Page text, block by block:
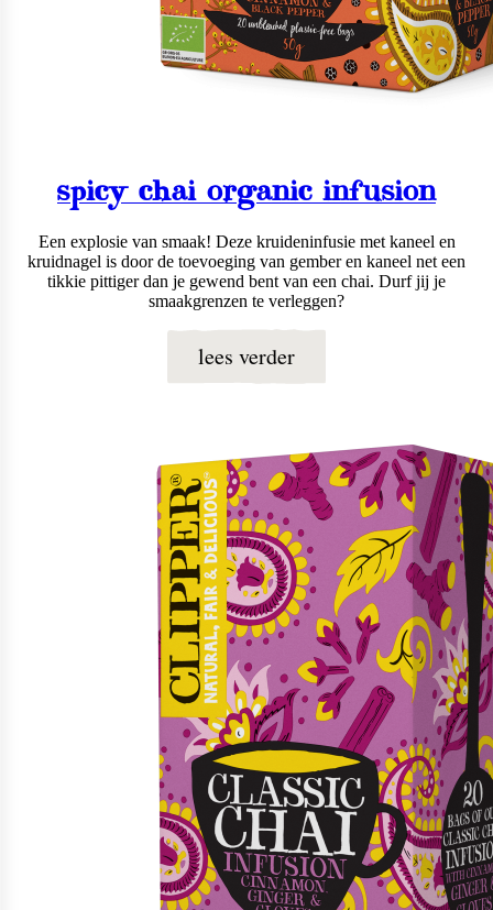
spicy chai organic infusion
Een explosie van smaak! Deze kruideninfusie met kaneel en
kruidnagel is door de toevoeging van gember en kaneel net een
tikkie pittiger dan je gewend bent van een chai. Durf jij je
smaakgrenzen te verleggen?
lees verder